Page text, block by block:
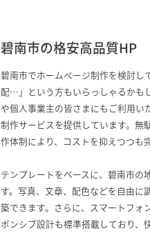
碧南市の格安高品質HP
碧南市でホームページ制作を検討し
配…」という方もいらっしゃるかも
や個人事業主の皆さまにもご利用
制作サービスを提供しています。無
作体制により、コストを抑えつつも
テンプレートをベースに、碧南市の
す。写真、文章、配色などを自由
築できます。さらに、スマートフォ
ポンシブ設計も標準搭載しており、